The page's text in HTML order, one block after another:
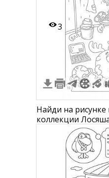
3
Найди на
коллекции
Лосяш, Совунья
предметов,
компьютер,